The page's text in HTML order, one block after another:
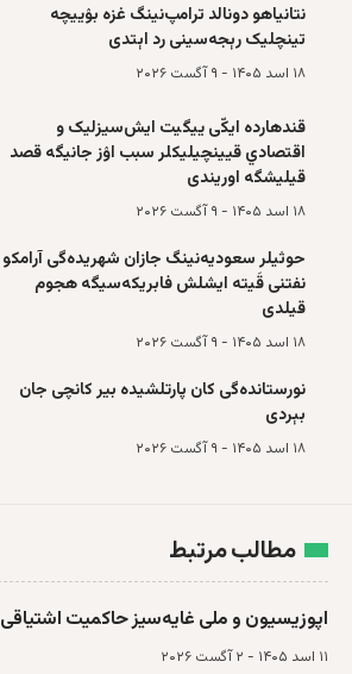
نتانیاهو دونا‌لد ترا‌مپ‌نینگ غزه بۉییچه‌
تینچلیک رېجه‌سینی رد اېتدی
۱۸ اسد ۱۴۰۵ - ۹ آگست ۲۰۲۶
قند‌هارده ایکّی ییگیت ایش‌سیزلیک و
اقتصادي قیینچیلیکلر سبب اۉز جانیگه قصد
قیلیشگه اوریندی
۱۸ اسد ۱۴۰۵ - ۹ آگست ۲۰۲۶
حوثيلر سعوديه‌نینگ جازان شهریده‌گی آرامکو
نفتنی قَیته ایشلش فابریکه‌سیگه هجوم
قیلدی
۱۸ اسد ۱۴۰۵ - ۹ آگست ۲۰۲۶
نورستانده‌گی کان پارتلشیده بیر کانچی جان
بېردی
۱۸ اسد ۱۴۰۵ - ۹ آگست ۲۰۲۶
مطالب مرتبط
اپوزیسیون‌ و ملی غایه‌سیز حاکمیت اشتیاقی
۱۱ اسد ۱۴۰۵ - ۲ آگست ۲۰۲۶